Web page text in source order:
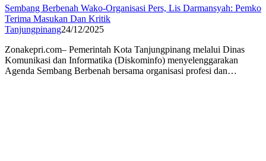
Sembang Berbenah Wako-Organisasi Pers, Lis Darmansyah: Pemko
Terima Masukan Dan Kritik
Tanjungpinang24/12/2025
Zonakepri.com– Pemerintah Kota Tanjungpinang melalui Dinas
Komunikasi dan Informatika (Diskominfo) menyelenggarakan
Agenda Sembang Berbenah bersama organisasi profesi dan…